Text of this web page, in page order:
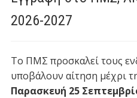
2026-2027
Το ΠΜΣ προσκαλεί τους
υποβάλουν αίτηση μέχρι
Παρασκευή 25